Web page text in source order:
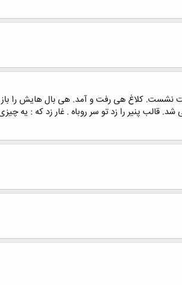
نشست. کلاغ هی رفت و آمد. هی بال هایش را
قالب پنیر را زد تو سر روباه . غار زد که : یه